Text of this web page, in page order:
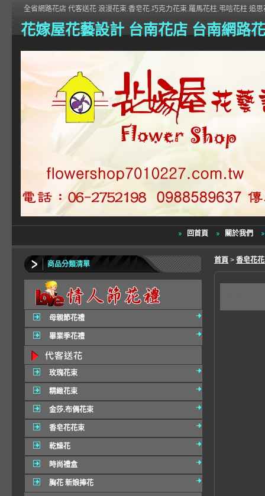
花嫁屋花藝設計 台南花店 台南網路
全省網路花店 代客送花 浪漫花束.香皂花.巧克力花束.羅馬花柱.弔唁花柱 追
回首頁 關於我們
商品分類清單
母親節花禮
畢業季花禮
玫瑰花束
精緻花束
金莎.布偶花束
香皂花花束
乾燥花
時尚禮盒
胸花 新娘捧花
首頁 > 香皂花